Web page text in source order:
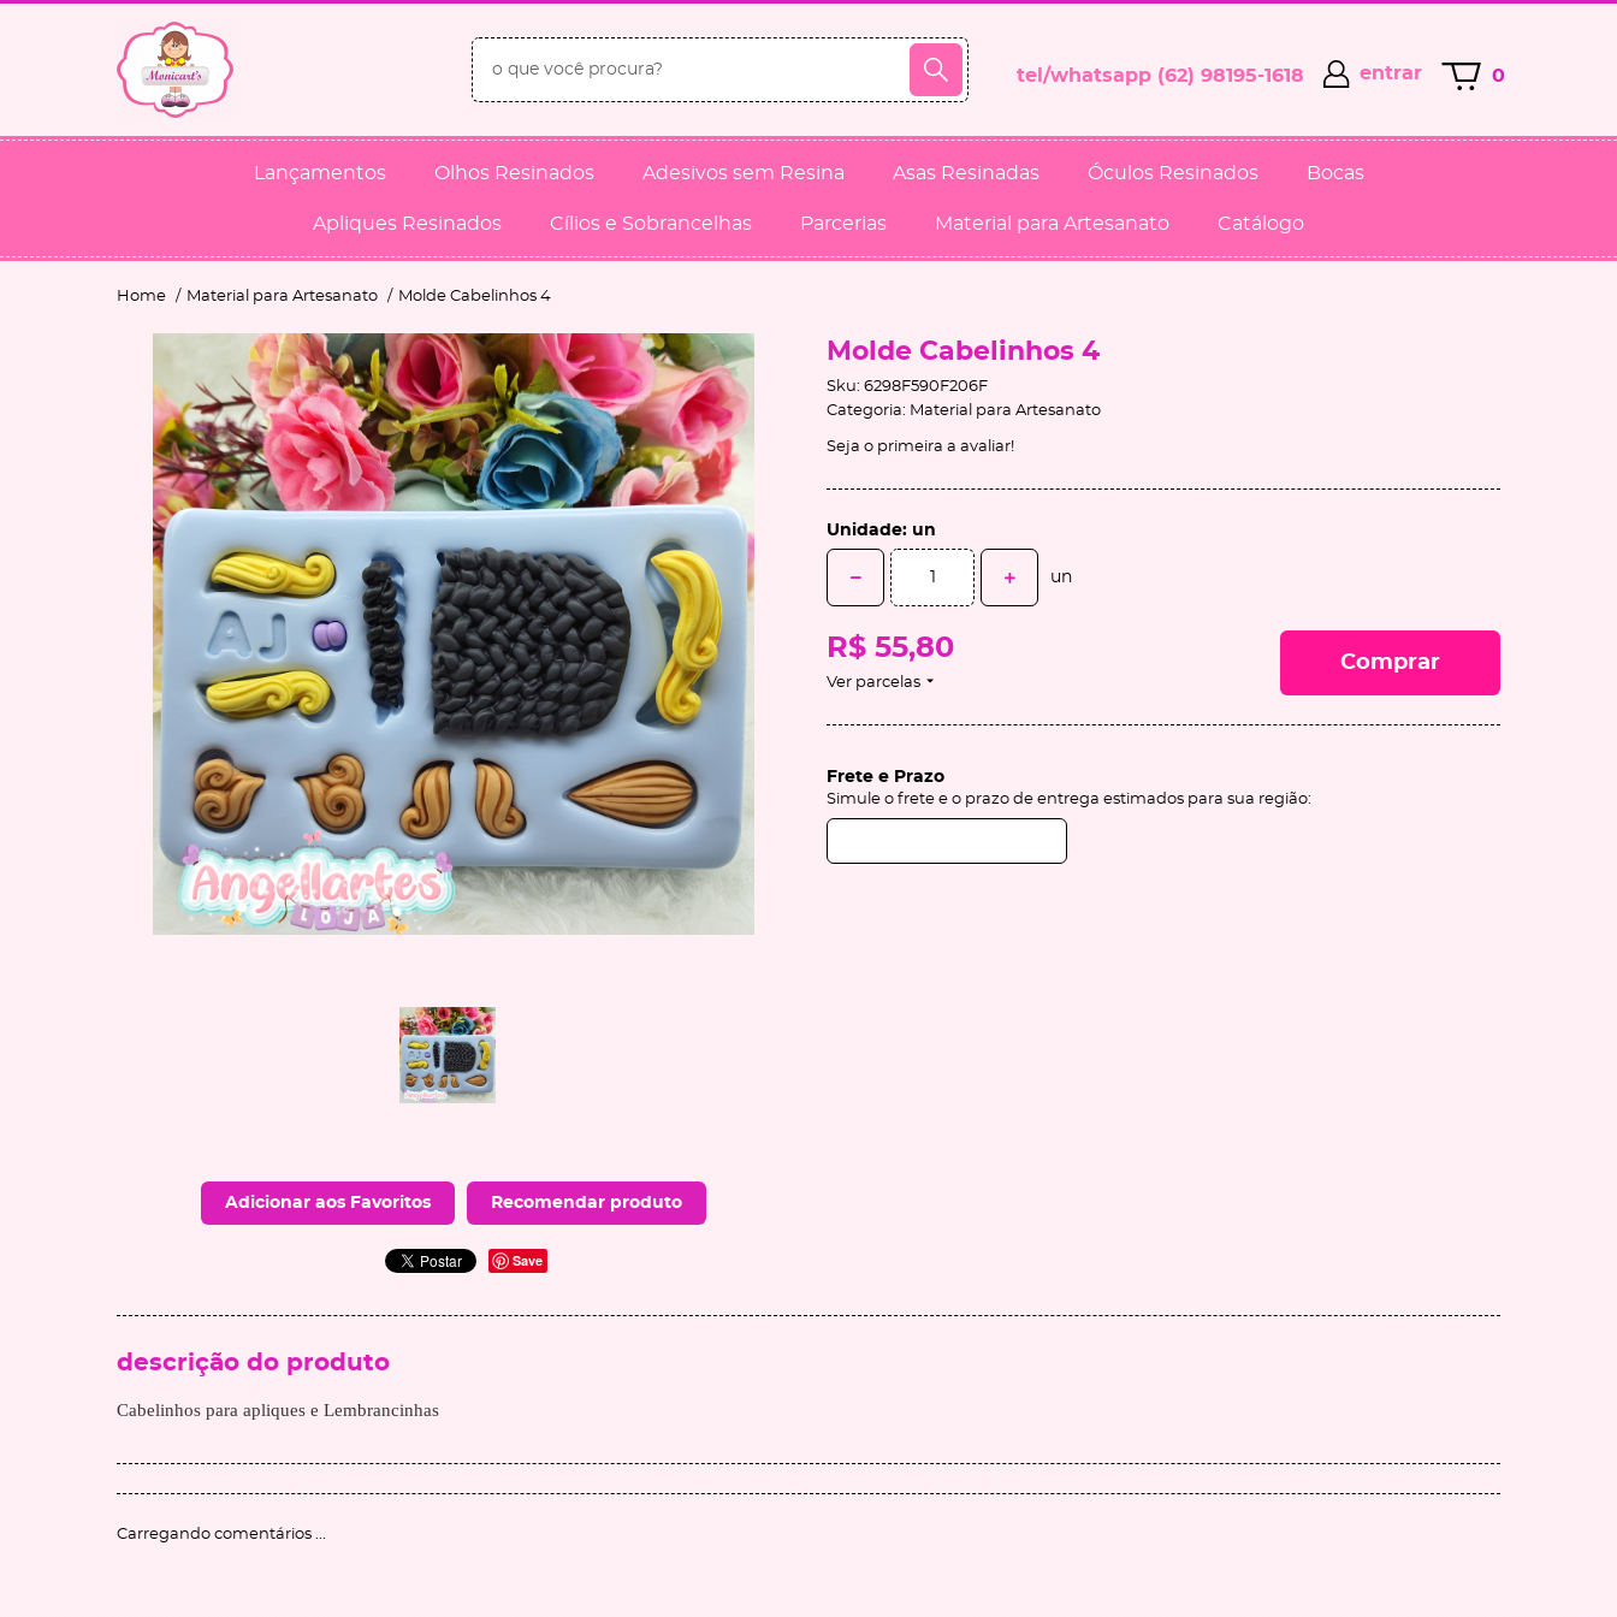
(62) 98195-1618 entrar 0
Lançamentos Olhos Resinados Adesivos sem Resina Asas Resinadas Óculos Resinados Bocas
Apliques Resinados Cílios e Sobrancelhas Parcerias Material para Artesanato Catálogo
Home Material para Artesanato Molde Cabelinhos 4
Adicionar aos Favoritos Recomendar produto
Save
Molde Cabelinhos 4
Sku: 6298F590F206F
Categoria: Material para Artesanato
Seja o primeira a avaliar!
Unidade: un
un
R$ 55,80
Ver parcelas
Comprar
Frete e Prazo
Simule o frete e o prazo de entrega estimados para sua região:
descrição do produto
Cabelinhos para apliques e Lembrancinhas
Carregando comentários ...